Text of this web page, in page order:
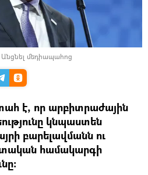
Անցնել մեդիապահոց
է, որ արբիտրաժային
կնպաստեն
բարելավմանն ու
համակարգի